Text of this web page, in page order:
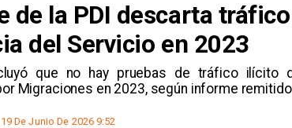
de la PDI descarta
del Servicio en 2023
que no hay pruebas de tráfico ilícito
Migraciones en 2023, según informe
De Junio De 2026 9:52